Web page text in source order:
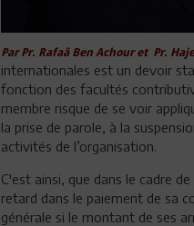
Par Pr. Rafaâ Ben Achour et Pr.
internationales est un devoir
fonction des facultés
membre risque de se voir
la prise de parole, à la
activités de l’organisation.
C'est ainsi, que dans le cadre
retard dans le paiement de sa
générale si le montant de ses